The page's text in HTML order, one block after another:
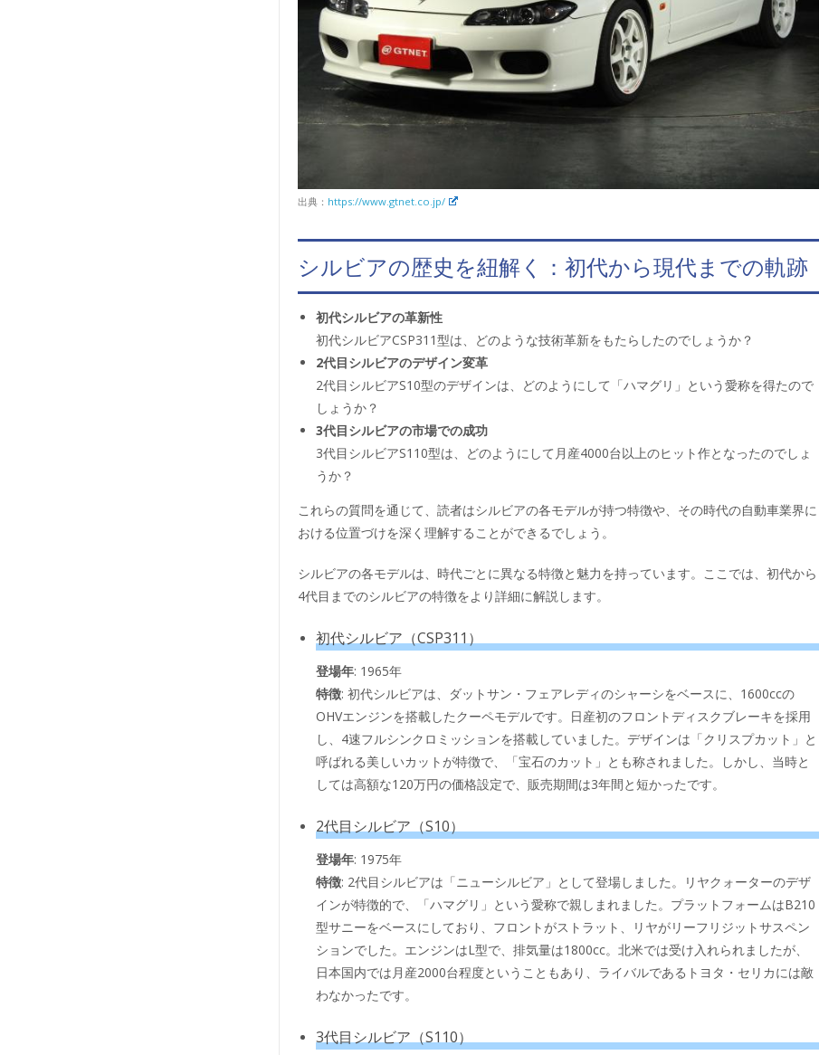
出典： https://www.gtnet.co.jp/
シルビアの歴史を紐解く：初代から現代までの軌跡
初代シルビアの革新性
初代シルビアCSP311型は、どのような技術革新をもたらしたのでしょうか？
2代目シルビアのデザイン変革
2代目シルビアS10型のデザインは、どのようにして「ハマグリ」という愛称を得たので
しょうか？
3代目シルビアの市場での成功
3代目シルビアS110型は、どのようにして月産4000台以上のヒット作となったのでしょ
うか？
これらの質問を通じて、読者はシルビアの各モデルが持つ特徴や、その時代の自動車業界に
おける位置づけを深く理解することができるでしょう。
シルビアの各モデルは、時代ごとに異なる特徴と魅力を持っています。ここでは、初代から
4代目までのシルビアの特徴をより詳細に解説します。
初代シルビア（CSP311）
登場年: 1965年
特徴: 初代シルビアは、ダットサン・フェアレディのシャーシをベースに、1600ccの
OHVエンジンを搭載したクーペモデルです。日産初のフロントディスクブレーキを採用
し、4速フルシンクロミッションを搭載していました。デザインは「クリスプカット」と
呼ばれる美しいカットが特徴で、「宝石のカット」とも称されました。しかし、当時と
しては高額な120万円の価格設定で、販売期間は3年間と短かったです。
2代目シルビア（S10）
登場年: 1975年
特徴: 2代目シルビアは「ニューシルビア」として登場しました。リヤクォーターのデザ
インが特徴的で、「ハマグリ」という愛称で親しまれました。プラットフォームはB210
型サニーをベースにしており、フロントがストラット、リヤがリーフリジットサスペン
ションでした。エンジンはL型で、排気量は1800cc。北米では受け入れられましたが、
日本国内では月産2000台程度ということもあり、ライバルであるトヨタ・セリカには敵
わなかったです。
3代目シルビア（S110）